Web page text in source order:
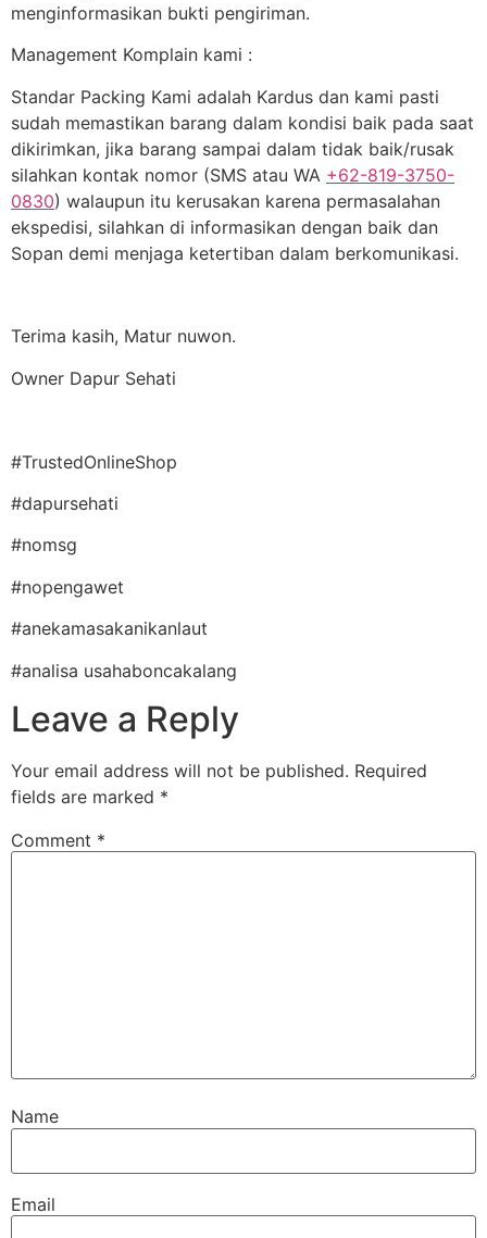
menginformasikan bukti pengiriman.
Management Komplain kami :
Standar Packing Kami adalah Kardus dan kami pasti
sudah memastikan barang dalam kondisi baik pada saat
dikirimkan, jika barang sampai dalam tidak baik/rusak
silahkan kontak nomor (SMS atau WA +62-819-3750-
0830) walaupun itu kerusakan karena permasalahan
ekspedisi, silahkan di informasikan dengan baik dan
Sopan demi menjaga ketertiban dalam berkomunikasi.
Terima kasih, Matur nuwon.
Owner Dapur Sehati
#TrustedOnlineShop
#dapursehati
#nomsg
#nopengawet
#anekamasakanikanlaut
#analisa usahaboncakalang
Leave a Reply
Your email address will not be published. Required
fields are marked *
Comment *
Name
Email